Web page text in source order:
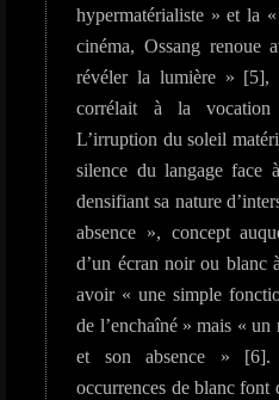
hypermatérialiste » et la
cinéma, Ossang renoue
révéler la lumière » [5],
corrélait à la
L’irruption du soleil
silence du langage face
densifiant sa nature
absence », concept
d’un écran noir ou blanc
avoir « une simple
de l’enchaîné » mais «
et son absence » [6].
occurrences de blanc font